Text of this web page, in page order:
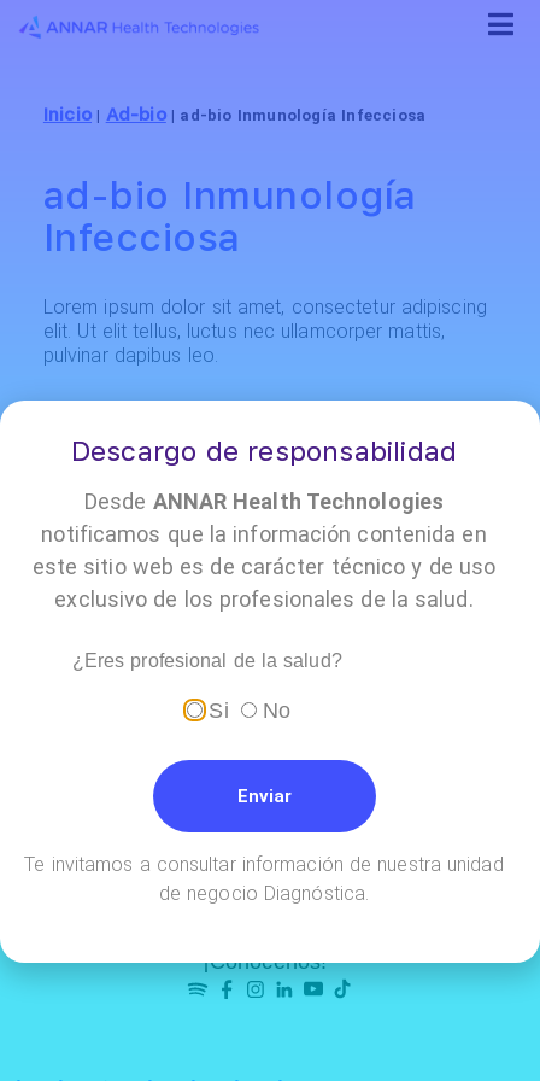
Inicio | Ad-bio| ad-bio Inmunología Infecciosa
ad-bio Inmunología
Infecciosa
Lorem ipsum dolor sit amet, consectetur adipiscing
elit. Ut elit tellus, luctus nec ullamcorper mattis,
pulvinar dapibus leo.
¡Conócenos!
Descargo de responsabilidad
Desde ANNAR Health Technologies
notificamos que la información contenida en
este sitio web es de carácter técnico y de uso
exclusivo de los profesionales de la salud.
¿Eres profesional de la salud?
Si No
Enviar
Te invitamos a consultar información de nuestra unidad
de negocio Diagnóstica.